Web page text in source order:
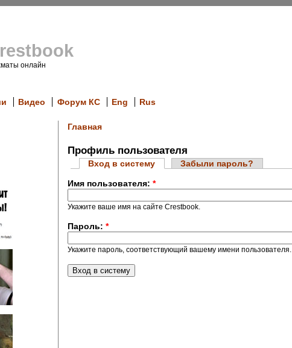
онлайн
Видео Форум КС Eng Rus
Главная
Профиль пользователя
Вход в систему Забыли пароль?
Имя пользователя: *
Укажите ваше имя на сайте Crestbook.
Пароль: *
Укажите пароль, соответствующий вашему имени пользователя.